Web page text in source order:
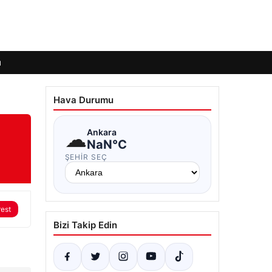
Hava Durumu
☁Ankara
NaN°C
ŞEHIR SEÇ
Bizi Takip Edin